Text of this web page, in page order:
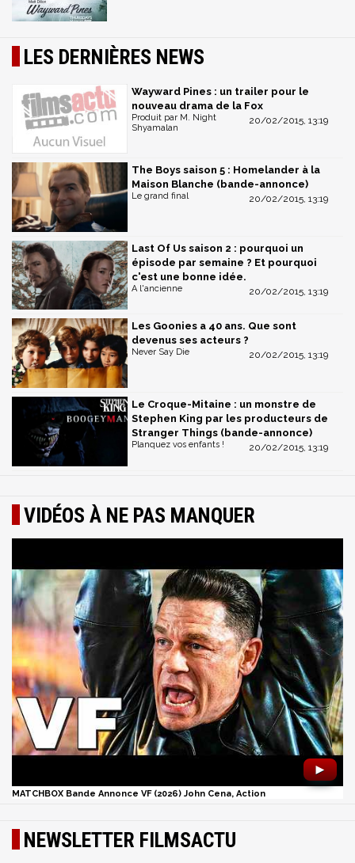
LES DERNIÈRES NEWS
Wayward Pines : un trailer pour le
nouveau drama de la Fox
20/02/2015, 13:19
Produit par M. Night
Shyamalan
The Boys saison 5 : Homelander à la
Maison Blanche (bande-annonce)
20/02/2015, 13:19
Le grand final
Last Of Us saison 2 : pourquoi un
épisode par semaine ? Et pourquoi
c'est une bonne idée.
20/02/2015, 13:19
A l'ancienne
Les Goonies a 40 ans. Que sont
devenus ses acteurs ?
20/02/2015, 13:19
Never Say Die
Le Croque-Mitaine : un monstre de
Stephen King par les producteurs de
Stranger Things (bande-annonce)
20/02/2015, 13:19
Planquez vos enfants !
VIDÉOS À NE PAS MANQUER
►
MATCHBOX Bande Annonce VF (2026) John Cena, Action
NEWSLETTER FILMSACTU